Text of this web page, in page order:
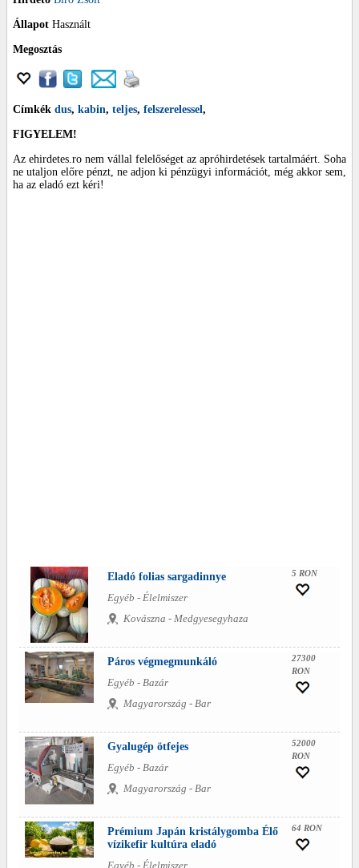
Állapot Használt
Megosztás
Címkék dus, kabin, teljes, felszerelessel,
FIGYELEM!
Az ehirdetes.ro nem vállal felelőséget az apróhirdetések tartalmáért. Soha
ne utaljon előre pénzt, ne adjon ki pénzügyi információt, még akkor sem,
ha az eladó ezt kéri!
Eladó folias sargadinnye
Egyéb - Élelmiszer
Kovászna - Medgyesegyhaza
5 RON
Páros végmegmunkáló
Egyéb - Bazár
Magyarország - Bar
27300
RON
Gyalugép ötfejes
Egyéb - Bazár
Magyarország - Bar
52000
RON
Prémium Japán kristálygomba Élő
vízikefir kultúra eladó
Egyéb - Élelmiszer
64 RON